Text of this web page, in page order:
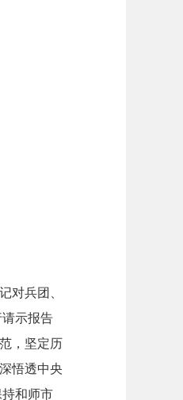
对兵团、
请示报告
，坚定历
悟透中央
和师市